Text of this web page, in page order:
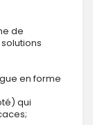
de
en forme
qui